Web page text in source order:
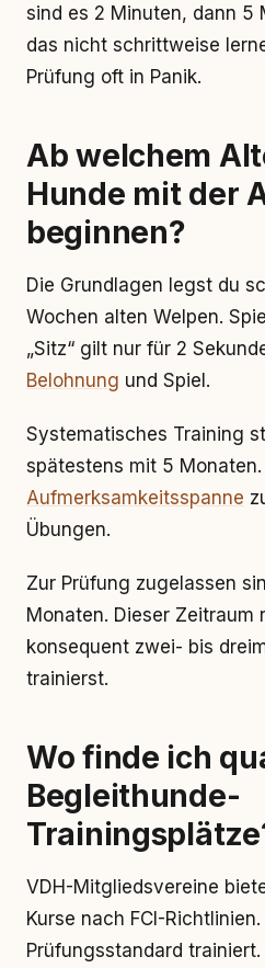
sind es 2 Minuten, dann 5
das nicht schrittweise
Prüfung oft in Panik.
Ab welchem
Hunde mit der
beginnen?
Die Grundlagen legst du
Wochen alten Welpen.
„Sitz“ gilt nur für 2
Belohnung und Spiel.
Systematisches Training
spätestens mit 5
Aufmerksamkeitsspanne
Übungen.
Zur Prüfung zugelassen
Monaten. Dieser Zeitraum
konsequent zwei- bis
trainierst.
Wo finde ich
Begleithunde-
VDH-Mitgliedsvereine
Kurse nach FCI-
Prüfungsstandard trainiert.